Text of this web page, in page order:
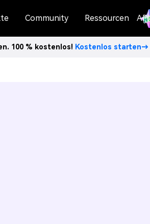
Community Ressourcen API
100 % kostenlos! Kostenlos starten→